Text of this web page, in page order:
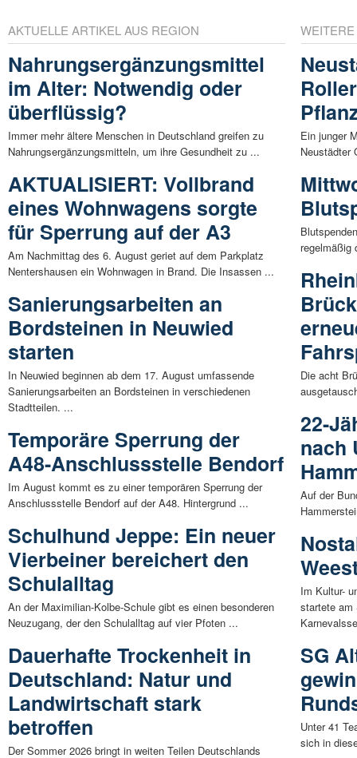
AKTUELLE ARTIKEL AUS REGION
Nahrungsergänzungsmittel
im Alter: Notwendig oder
überflüssig?
Immer mehr ältere Menschen in Deutschland greifen zu
Nahrungsergänzungsmitteln, um ihre Gesundheit zu ...
AKTUALISIERT: Vollbrand
eines Wohnwagens sorgte
für Sperrung auf der A3
Am Nachmittag des 6. August geriet auf dem Parkplatz
Nentershausen ein Wohnwagen in Brand. Die Insassen ...
Sanierungsarbeiten an
Bordsteinen in Neuwied
starten
In Neuwied beginnen ab dem 17. August umfassende
Sanierungsarbeiten an Bordsteinen in verschiedenen
Stadtteilen. ...
Temporäre Sperrung der
A48-Anschlussstelle Bendorf
Im August kommt es zu einer temporären Sperrung der
Anschlussstelle Bendorf auf der A48. Hintergrund ...
Schulhund Jeppe: Ein neuer
Vierbeiner bereichert den
Schulalltag
An der Maximilian-Kolbe-Schule gibt es einen besonderen
Neuzugang, der den Schulalltag auf vier Pfoten ...
Dauerhafte Trockenheit in
Deutschland: Natur und
Landwirtschaft stark
betroffen
Der Sommer 2026 bringt in weiten Teilen Deutschlands
Ein junger
Neustädter
regelmäßig
Die acht
22-
nach
Auf der
Im Kultur-
startete am
SG
Unter 41
sich in